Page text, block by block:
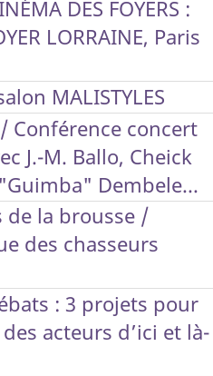
DES FOYERS :
LORRAINE, Paris
MALISTYLES
Conférence concert
J.-M. Ballo, Cheick
Dembele...
de la brousse /
des chasseurs
: 3 projets pour
acteurs d’ici et là-